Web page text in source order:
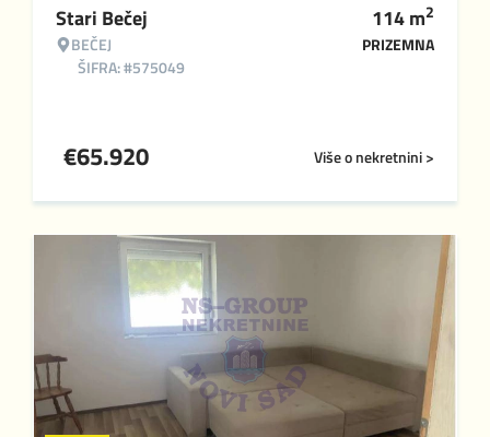
Stari Bečej
BEČEJ
ŠIFRA: #575049
114m2
PRIZEMNA
Više o nekretnini >
€65.920